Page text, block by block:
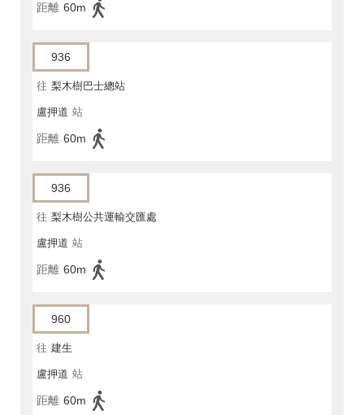
距離 60m
936
往 梨木樹巴士總站
盧押道 站
距離 60m
936
往 梨木樹公共運輸交匯處
盧押道 站
距離 60m
960
往 建生
盧押道 站
距離 60m